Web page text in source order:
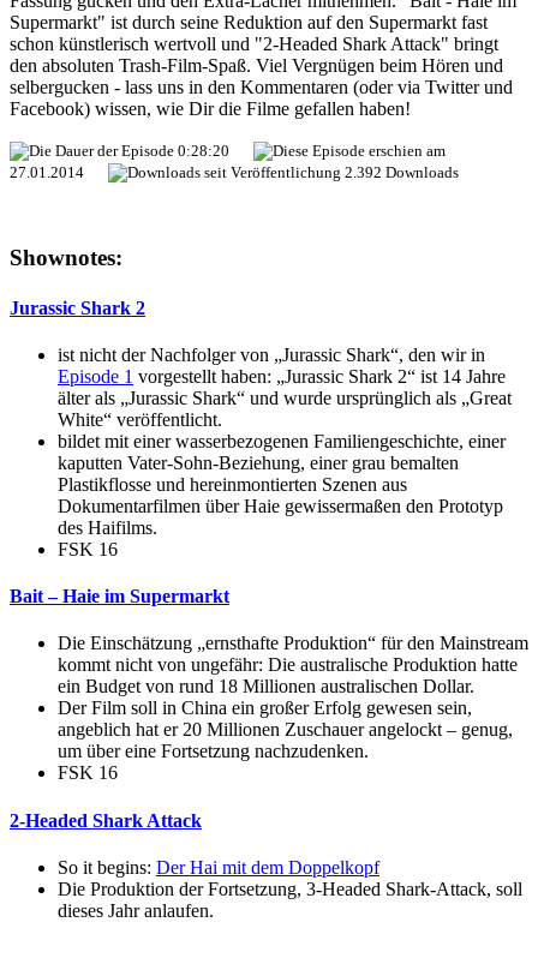
Supermarkt" ist durch seine Reduktion auf den Supermarkt fast
schon künstlerisch wertvoll und "2-Headed Shark Attack" bringt
den absoluten Trash-Film-Spaß. Viel Vergnügen beim Hören und
selbergucken - lass uns in den Kommentaren (oder via Twitter und
Facebook) wissen, wie Dir die Filme gefallen haben!
0:28:20
27.01.2014
2.392 Downloads
Shownotes:
Jurassic Shark 2
ist nicht der Nachfolger von „Jurassic Shark“, den wir in
Episode 1 vorgestellt haben: „Jurassic Shark 2“ ist 14 Jahre
älter als „Jurassic Shark“ und wurde ursprünglich als „Great
White“ veröffentlicht.
bildet mit einer wasserbezogenen Familiengeschichte, einer
kaputten Vater-Sohn-Beziehung, einer grau bemalten
Plastikflosse und hereinmontierten Szenen aus
Dokumentarfilmen über Haie gewissermaßen den Prototyp
des Haifilms.
FSK 16
Bait – Haie im Supermarkt
Die Einschätzung „ernsthafte Produktion“ für den Mainstream
kommt nicht von ungefähr: Die australische Produktion hatte
ein Budget von rund 18 Millionen australischen Dollar.
Der Film soll in China ein großer Erfolg gewesen sein,
angeblich hat er 20 Millionen Zuschauer angelockt – genug,
um über eine Fortsetzung nachzudenken.
FSK 16
2-Headed Shark Attack
So it begins: Der Hai mit dem Doppelkopf
Die Produktion der Fortsetzung, 3-Headed Shark-Attack, soll
dieses Jahr anlaufen.